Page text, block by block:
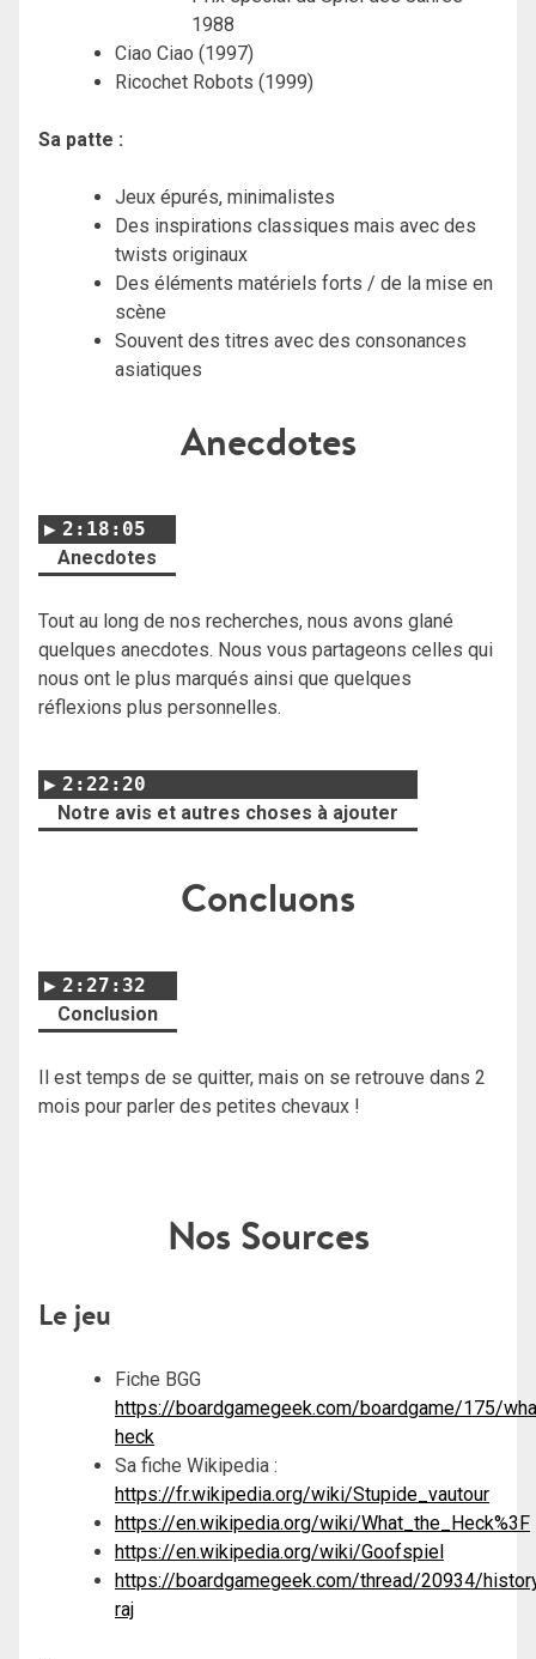
1988
Ciao Ciao (1997)
Ricochet Robots (1999)
Sa patte :
Jeux épurés, minimalistes
Des inspirations classiques mais avec des
twists originaux
Des éléments matériels forts / de la mise en
scène
Souvent des titres avec des consonances
asiatiques
Anecdotes
2:18:05
Anecdotes
Tout au long de nos recherches, nous avons glané
quelques anecdotes. Nous vous partageons celles qui
nous ont le plus marqués ainsi que quelques
réflexions plus personnelles.
2:22:20
Notre avis et autres choses à ajouter
Concluons
2:27:32
Conclusion
Il est temps de se quitter, mais on se retrouve dans 2
mois pour parler des petites chevaux !
Nos Sources
Le jeu
Fiche BGG
https://boardgamegeek.com/boardgame/175/
heck
Sa fiche Wikipedia :
https://fr.wikipedia.org/wiki/Stupide_vautour
https://en.wikipedia.org/wiki/What_the_Heck%3F
https://en.wikipedia.org/wiki/Goofspiel
https://boardgamegeek.com/thread/20934/
raj